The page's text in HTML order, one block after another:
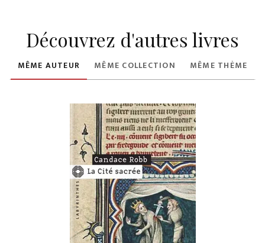
Découvrez d'autres livres
MÊME AUTEUR MÊME COLLECTION MÊME THÈME